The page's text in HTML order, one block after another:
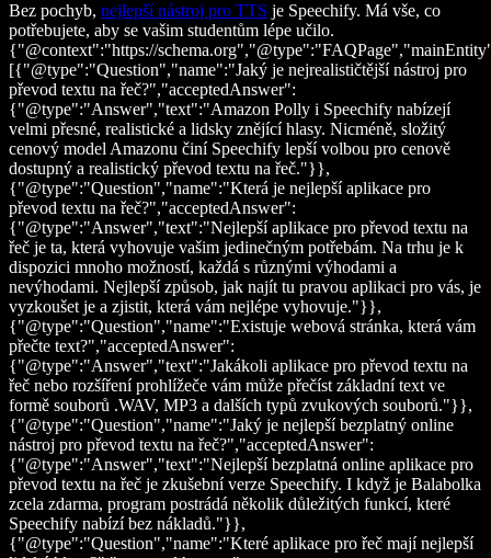
Bez pochyb, nejlepší nástroj pro TTS je Speechify. Má vše, co
potřebujete, aby se vašim studentům lépe učilo.
{"@context":"https://
[{"@type":"Question","name":"Jaký je nejrealističtější nástroj pro
převod textu na řeč?","acceptedAnswer":
{"@type":"Answer","text":"Amazon Polly i Speechify nabízejí
velmi přesné, realistické a lidsky znějící hlasy. Nicméně, složitý
cenový model Amazonu činí Speechify lepší volbou pro cenově
dostupný a realistický převod textu na řeč."}},
{"@type":"Question","name":"Která je nejlepší aplikace pro
převod textu na řeč?","acceptedAnswer":
{"@type":"Answer","text":"Nejlepší aplikace pro převod textu na
řeč je ta, která vyhovuje vašim jedinečným potřebám. Na trhu je k
dispozici mnoho možností, každá s různými výhodami a
nevýhodami. Nejlepší způsob, jak najít tu pravou aplikaci pro vás, je
vyzkoušet je a zjistit, která vám nejlépe vyhovuje."}},
{"@type":"Question","name":"Existuje webová stránka, která vám
přečte text?","acceptedAnswer":
{"@type":"Answer","text":"Jakákoli aplikace pro převod textu na
řeč nebo rozšíření prohlížeče vám může přečíst základní text ve
formě souborů .WAV, MP3 a dalších typů zvukových souborů."}},
{"@type":"Question","name":"Jaký je nejlepší bezplatný online
nástroj pro převod textu na řeč?","acceptedAnswer":
{"@type":"Answer","text":"Nejlepší bezplatná online aplikace pro
převod textu na řeč je zkušební verze Speechify. I když je Balabolka
zcela zdarma, program postrádá několik důležitých funkcí, které
Speechify nabízí bez nákladů."}},
{"@type":"Question","name":"Které aplikace pro řeč mají nejlepší